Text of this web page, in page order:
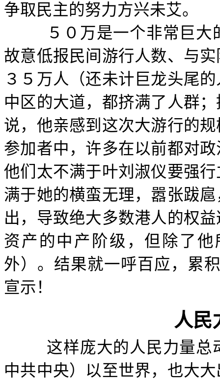
争取民主的努力方兴未艾。
５０万是一个非常巨
故意低报民间游行人数、与
３５万人（还未计巨龙头尾
中区的大道，都挤满了人群
说，他亲感到这次大游行的
参加者中，许多在以前都对
他们太不满于叶刘淑仪要强
满于她的横蛮无理，嚣张跋
出，导致绝大多数港人的权
资产的中产阶级，但除了
外）。结果就一呼百应，累
宣示！
人民
这样庞大的人民力量总
中共中央）以至世界，也大